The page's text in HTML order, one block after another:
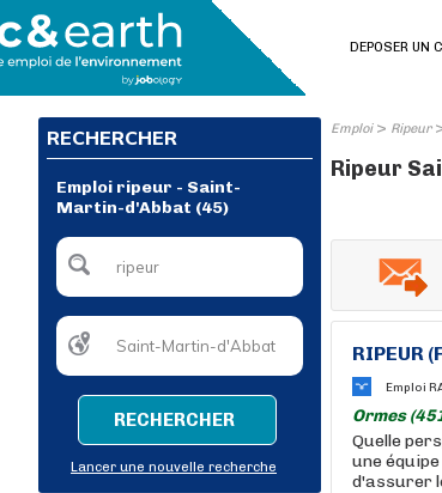
DEPOSER UN
RECHERCHER
Emploi ripeur - Saint-
Martin-d'Abbat (45)
RECHERCHER
Lancer une nouvelle recherche
Emploi> Ripeur
Ripeur
RIPEUR
Emploi
Ormes
Quelle
une
d'assurer